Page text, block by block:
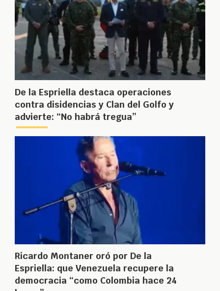
De la Espriella destaca operaciones
contra disidencias y Clan del Golfo y
advierte: “No habrá tregua”
Ricardo Montaner oró por De la
Espriella: que Venezuela recupere la
democracia “como Colombia hace 24